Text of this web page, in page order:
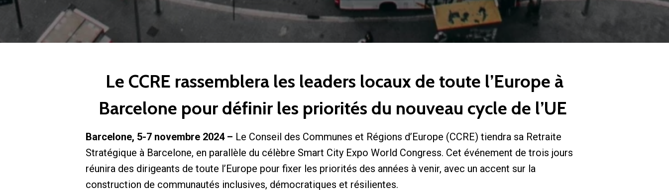
Le CCRE rassemblera les leaders locaux de toute l’Europe à
Barcelone pour définir les priorités du nouveau cycle de l’UE
Barcelone, 5-7 novembre 2024 – Le Conseil des Communes et Régions d’Europe (CCRE) tiendra sa Retraite
Stratégique à Barcelone, en parallèle du célèbre Smart City Expo World Congress. Cet événement de trois jours
réunira des dirigeants de toute l’Europe pour fixer les priorités des années à venir, avec un accent sur la
construction de communautés inclusives, démocratiques et résilientes.